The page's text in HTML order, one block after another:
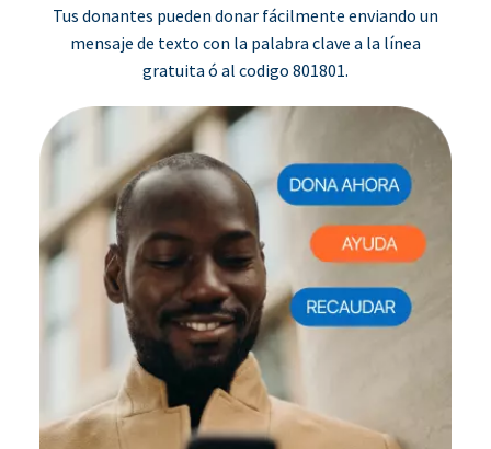
Tus donantes pueden donar fácilmente enviando un
mensaje de texto con la palabra clave a la línea
gratuita ó al codigo 801801.